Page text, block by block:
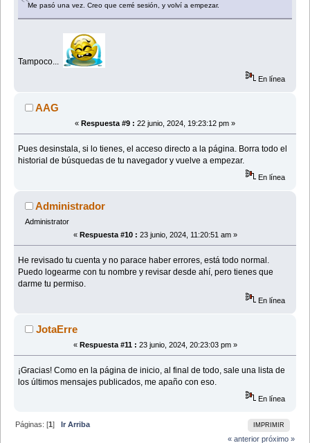
Me pasó una vez. Creo que cerré sesión, y volví a empezar.
Tampoco...
En línea
AAG
« Respuesta #9 : 22 junio, 2024, 19:23:12 pm »
Pues desinstala, si lo tienes, el acceso directo a la página. Borra todo el
historial de búsquedas de tu navegador y vuelve a empezar.
En línea
Administrador
Administrator
« Respuesta #10 : 23 junio, 2024, 11:20:51 am »
He revisado tu cuenta y no parace haber errores, está todo normal.
Puedo logearme con tu nombre y revisar desde ahí, pero tienes que
darme tu permiso.
En línea
JotaErre
« Respuesta #11 : 23 junio, 2024, 20:23:03 pm »
¡Gracias! Como en la página de inicio, al final de todo, sale una lista de
los últimos mensajes publicados, me apaño con eso.
En línea
IMPRIMIR
Páginas: [1]Ir Arriba
« anterior próximo »